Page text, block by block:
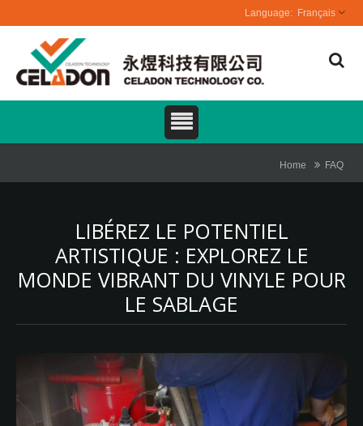
Français
Home FAQ
LIBÉREZ LE POTENTIEL
ARTISTIQUE : EXPLOREZ LE
MONDE VIBRANT DU VINYLE POUR
LE SABLAGE